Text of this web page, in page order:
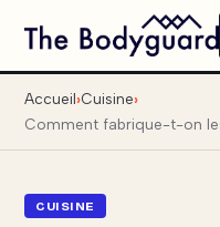
Accueil Cuisine
Comment fabrique-t-on
CUISINE